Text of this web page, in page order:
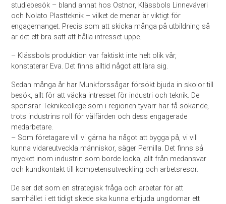
studiebesök – bland annat hos Ostnor, Klässbols Linneväveri
och Nolato Plastteknik – vilket de menar är viktigt för
engagemanget. Precis som att skicka många på utbildning så
är det ett bra sätt att hålla intresset uppe.
– Klässbols produktion var faktiskt inte helt olik vår,
konstaterar Eva. Det finns alltid något att lära sig.
Sedan många år har Munkforssågar försökt bjuda in skolor till
besök, allt för att väcka intresset för industri och teknik. De
sponsrar Teknikcollege som i regionen tyvärr har få sökande,
trots industrins roll för välfärden och dess engagerade
medarbetare.
– Som företagare vill vi gärna ha något att bygga på, vi vill
kunna vidareutveckla människor, säger Pernilla. Det finns så
mycket inom industrin som borde locka, allt från medansvar
och kundkontakt till kompetensutveckling och arbetsresor.
De ser det som en strategisk fråga och arbetar för att
samhället i ett tidigt skede ska kunna erbjuda ungdomar ett